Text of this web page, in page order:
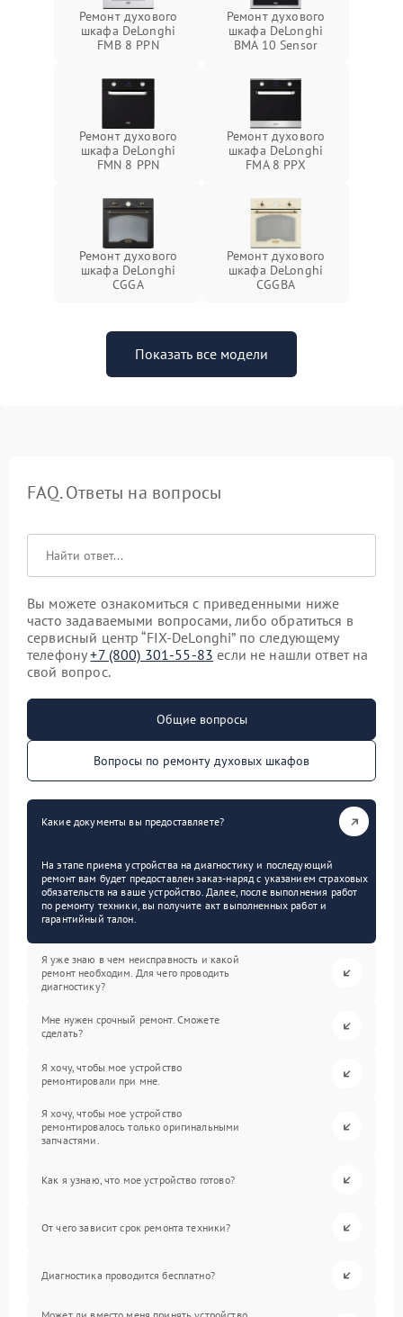
Ремонт духового
шкафа DeLonghi
FMB 8 PPN
Ремонт духового
шкафа DeLonghi
BMA 10 Sensor
Ремонт духового
шкафа DeLonghi
FMN 8 PPN
Ремонт духового
шкафа DeLonghi
FMA 8 PPX
Ремонт духового
шкафа DeLonghi
CGGA
Ремонт духового
шкафа DeLonghi
CGGBA
Показать все модели
FAQ. Ответы на вопросы
Вы можете ознакомиться с приведенными ниже
часто задаваемыми вопросами, либо обратиться в
сервисный центр “FIX-DeLonghi” по следующему
телефону+7 (800) 301-55-83 если не нашли ответ на
свой вопрос.
Общие вопросы
Вопросы по ремонту духовых шкафов
Какие документы вы предоставляете?
На этапе приема устройства на диагностику и последующий
ремонт вам будет предоставлен заказ-наряд с указанием страховых
обязательств на ваше устройство. Далее, после выполнения работ
по ремонту техники, вы получите акт выполненных работ и
гарантийный талон.
Я уже знаю в чем неисправность и какой
ремонт необходим. Для чего проводить
диагностику?
Мне нужен срочный ремонт. Сможете
сделать?
Я хочу, чтобы мое устройство
ремонтировали при мне.
Я хочу, чтобы мое устройство
ремонтировалось только оригинальными
запчастями.
Как я узнаю, что мое устройство готово?
От чего зависит срок ремонта техники?
Диагностика проводится бесплатно?